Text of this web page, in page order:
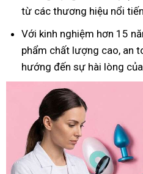
từ các thương hiệu nổi
Với kinh nghiệm hơn 15
phẩm chất lượng cao, an
hướng đến sự hài lòng